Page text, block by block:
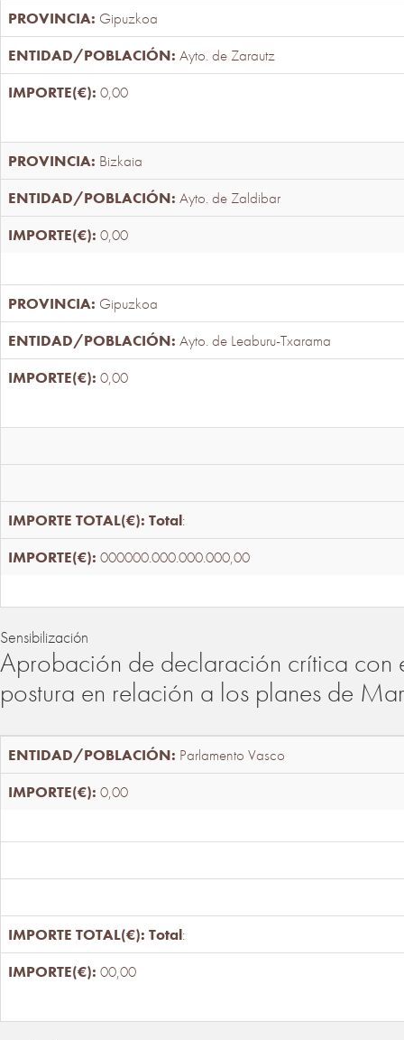
Gipuzkoa
Ayto. de Zarautz
0,00
Bizkaia
Ayto. de Zaldibar
0,00
Gipuzkoa
Ayto. de Leaburu-Txarama
0,00
Total:
000000.000.000.000,00
Sensibilización
Aprobación de declaración crítica con
postura en relación a los planes de
Parlamento Vasco
0,00
Total:
00,00